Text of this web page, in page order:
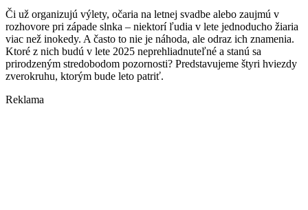
Či už organizujú výlety, očaria na letnej svadbe alebo zaujmú v
rozhovore pri západe slnka – niektorí ľudia v lete jednoducho žiaria
viac než inokedy. A často to nie je náhoda, ale odraz ich znamenia.
Ktoré z nich budú v lete 2025 neprehliadnuteľné a stanú sa
prirodzeným stredobodom pozornosti? Predstavujeme štyri hviezdy
zverokruhu, ktorým bude leto patriť.
Reklama